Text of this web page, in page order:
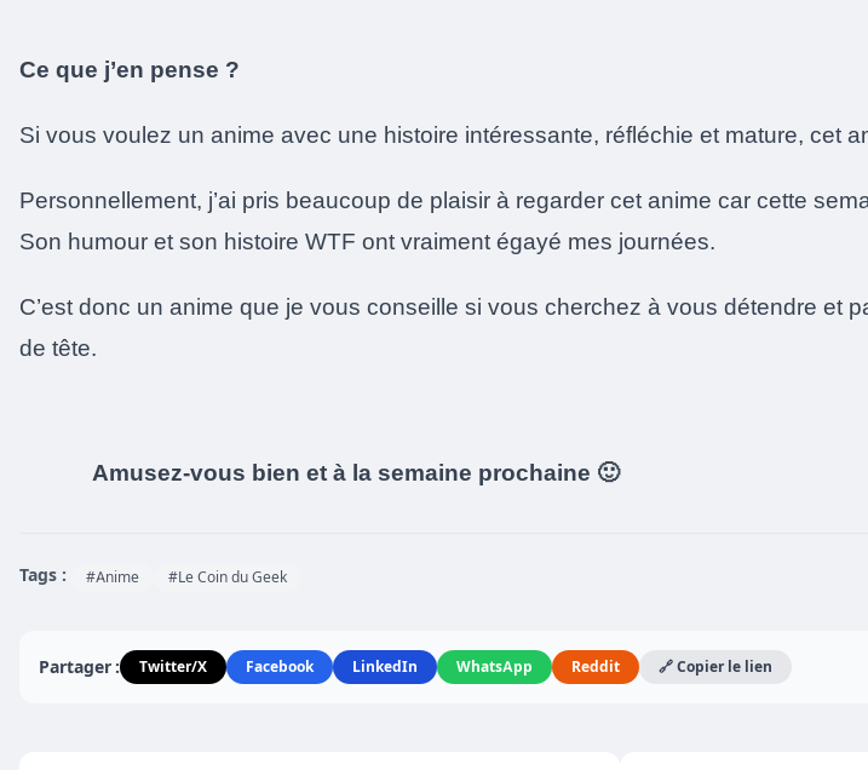
Ce que j’en pense ?
Si vous voulez un anime avec une histoire intéressante, réfléchie et mature, cet
Personnellement, j’ai pris beaucoup de plaisir à regarder cet anime car cette
Son humour et son histoire WTF ont vraiment égayé mes journées.
C’est donc un anime que je vous conseille si vous cherchez à vous détendre et
de tête.
Amusez-vous bien et à la semaine prochaine 🙂
Tags : #Anime #Le Coin du Geek
Partager : Twitter/X Facebook LinkedIn WhatsApp Reddit 🔗 Copier le lien